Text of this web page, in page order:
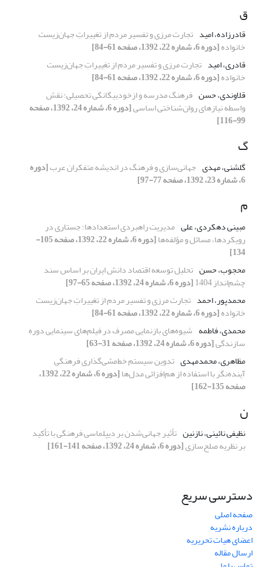
ق
قادرزاده، امید تجارت مرزی و تفسیر مردم از تغییراتِ جهان‌زیست
خانواده[دوره 6، شماره 22، 1392، صفحه 61-84]
قادری، امید تجارت مرزی و تفسیر مردم از تغییراتِ جهان‌زیست
خانواده[دوره 6، شماره 22، 1392، صفحه 61-84]
قلاوندی، حسن فرهنگ مدرسه و ازخودبیگانگی تحصیلی؛ نقش
واسطه نیازهای روان‌شناختی اساسی [دوره 6، شماره 24، 1392، صفحه
99-116]
گ
گلشنی، مهدی جهانی‌سازی و فرهنگ در اندیشه متفکران عرب[دوره
6، شماره 23، 1392، صفحه 77-97]
م
مبینی دهکردی، علی مدیریت راهبردی استعدادها؛ جستاری در
رویکردها، مسائل و مؤلفه‌ها [دوره 6، شماره 22، 1392، صفحه 105-
134]
محجوب، حسن تحلیل توسعه اقتصاد دانش ایران بر اساس سند
چشم‌انداز 1404
[دوره 6، شماره 24، 1392، صفحه 65-97]
محمدپور، احمد تجارت مرزی و تفسیر مردم از تغییراتِ جهان‌زیست
خانواده[دوره 6، شماره 22، 1392، صفحه 61-84]
محمدی، فاطمه شیوه‌های بازنمایی مصرف در فیلم‌های سینمایی دوره
سازندگی[دوره 6، شماره 24، 1392، صفحه 31-63]
مظاهری، محمدمهدی تدوین سیستم خط‌مشی‌گذاری فرهنگی
آینده‌نگر با استفاده از هم‌افزائی مدل‌ها [دوره 6، شماره 22، 1392،
صفحه 135-162]
ن
نظیفی نائینی، نازنین تأثیر جهانی‌شدن بر دیپلماسی فرهنگی با تأکید
بر نظریه صلح‌سازی[دوره 6، شماره 24، 1392، صفحه 141-161]
دسترسی سریع
صفحه اصلی
درباره نشریه
اعضای هیات تحریریه
ارسال مقاله